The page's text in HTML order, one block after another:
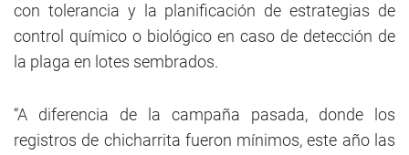
con tolerancia y la planificación de estrategias de
control químico o biológico en caso de detección de
la plaga en lotes sembrados.
“A diferencia de la campaña pasada, donde los
registros de chicharrita fueron mínimos, este año las